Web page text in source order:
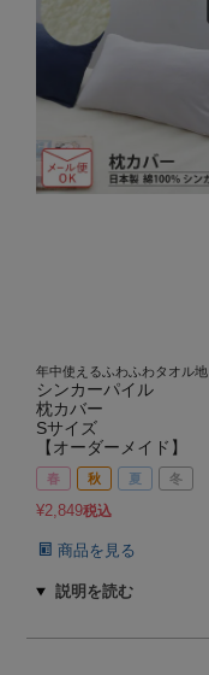
年中使えるふわふわタオル地
シンカーパイル
枕カバー
Sサイズ
【オーダーメイド】
春 秋 夏 冬
¥2,849税込
商品を見る